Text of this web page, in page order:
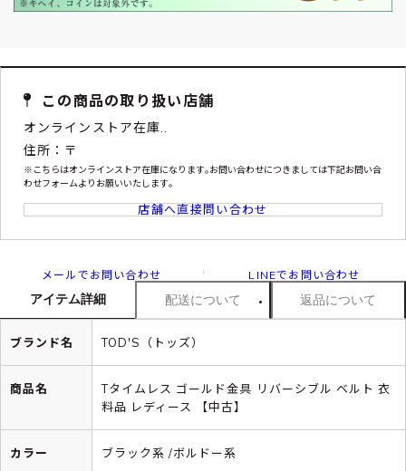
この商品の取り扱い店舗
オンラインストア在庫..
住所：〒
※こちらはオンラインストア在庫になります｡お問い合わせにつきましては下記お問い合
わせフォームよりお願いいたします｡
店舗へ直接問い合わせ
メールでお問い合わせ LINEでお問い合わせ
アイテム詳細 配送について 返品について
ブランド名 TOD'S（トッズ）
商品名
Tタイムレス ゴールド金具 リバーシブル ベルト 衣
料品 レディース 【中古】
カラー ブラック系 /ボルドー系